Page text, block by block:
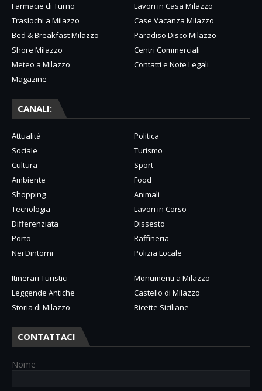
Farmacie di Turno
Lavori in Casa Milazzo
Traslochi a Milazzo
Case Vacanza Milazzo
Bed & Breakfast Milazzo
Paradiso Disco Milazzo
Shore Milazzo
Centri Commerciali
Meteo a Milazzo
Contatti e Note Legali
Magazine
CANALI:
Attualità
Politica
Sociale
Turismo
Cultura
Sport
Ambiente
Food
Shopping
Animali
Tecnologia
Lavori in Corso
Differenziata
Dissesto
Porto
Raffineria
Nei Dintorni
Polizia Locale
Itinerari Turistici
Monumenti a Milazzo
Leggende Antiche
Castello di Milazzo
Storia di Milazzo
Ricette Siciliane
CONTATTACI
Nome